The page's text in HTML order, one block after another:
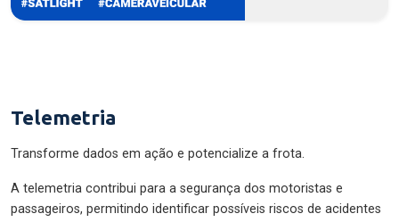
Telemetria
Transforme dados em ação e potencialize a frota.
A telemetria contribui para a segurança dos motoristas e
passageiros, permitindo identificar possíveis riscos de acidentes